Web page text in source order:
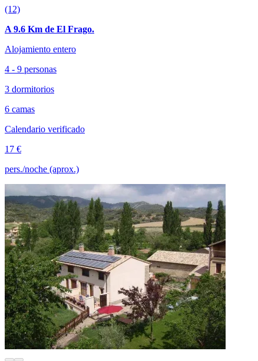
(12)
A 9.6 Km de El Frago.
Alojamiento entero
4 - 9 personas
3 dormitorios
6 camas
Calendario verificado
17 €
pers./noche (aprox.)